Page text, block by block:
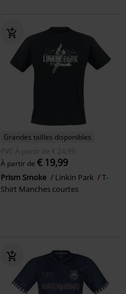
Grandes tailles disponibles
PVC
À partir de € 24,99
À partir de € 19,99
Prism Smoke Linkin Park
T-
Shirt Manches courtes